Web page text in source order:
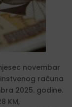
novembar
računa
2025. godine.
KM,